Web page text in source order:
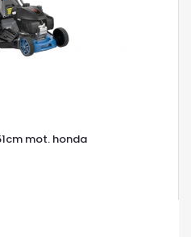
mot. honda